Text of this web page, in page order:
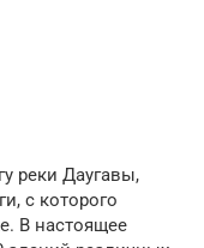
реки Даугавы,
с которого
В настоящее